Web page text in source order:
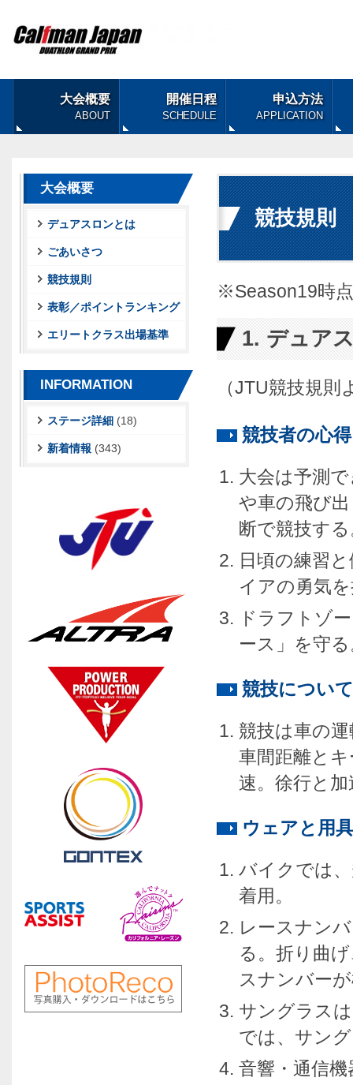
大会概要
ABOUT
開催日程
SCHEDULE
申込方法
APPLICATION
競技規則
※Season19時点
1. デュア
（JTU競技規
競技者の心得
大会は予測
や車の飛び
断で競技す
日頃の練習
イアの勇気
ドラフトゾ
ース」を守
競技について
競技は車の
車間距離と
速。徐行と
ウェアと用具
バイクでは
着用。
レースナン
る。折り曲
スナンバー
サングラス
では、サン
音響・通信
大会概要
デュアスロンとは
ごあいさつ
競技規則
表彰／ポイントランキング
エリートクラス出場基準
INFORMATION
ステージ詳細 (18)
新着情報 (343)